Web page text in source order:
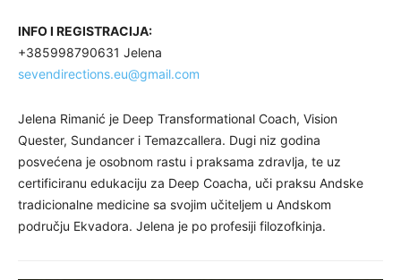
INFO I REGISTRACIJA:
+385998790631 Jelena
sevendirections.eu@gmail.com
Jelena Rimanić je Deep Transformational Coach, Vision
Quester, Sundancer i Temazcallera. Dugi niz godina
posvećena je osobnom rastu i praksama zdravlja, te uz
certificiranu edukaciju za Deep Coacha, uči praksu Andske
tradicionalne medicine sa svojim učiteljem u Andskom
području Ekvadora. Jelena je po profesiji filozofkinja.